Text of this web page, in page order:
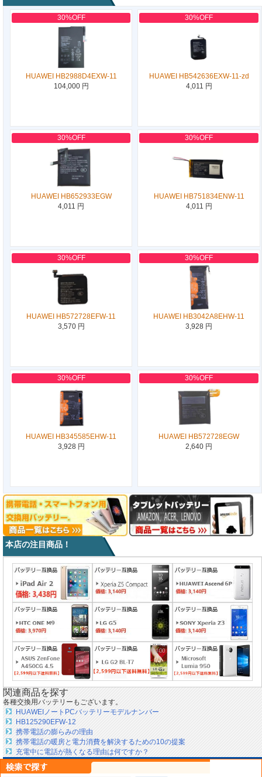
30%OFF
HUAWEI HB2988D4EXW-11
104,000 円
30%OFF
HUAWEI HB542636EXW-11-zd
4,011 円
30%OFF
HUAWEI HB652933EGW
4,011 円
30%OFF
HUAWEI HB751834ENW-11
4,011 円
30%OFF
HUAWEI HB572728EFW-11
3,570 円
30%OFF
HUAWEI HB3042A8EHW-11
3,928 円
30%OFF
HUAWEI HB345585EHW-11
3,928 円
30%OFF
HUAWEI HB572728EGW
2,640 円
本店の注目商品！
関連商品を探す
各種交換用バッテリーもございます。
HUAWEIノートPCバッテリーモデルナンバー
HB125290EFW-12
携帯電話の膨らみの理由
携帯電話の暖房と電力消費を解決するための10の提案
充電中に電話が熱くなる理由は何ですか？